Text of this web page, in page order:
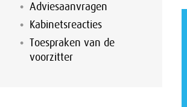
Adviesaanvragen
Kabinetsreacties
Toespraken van de
voorzitter